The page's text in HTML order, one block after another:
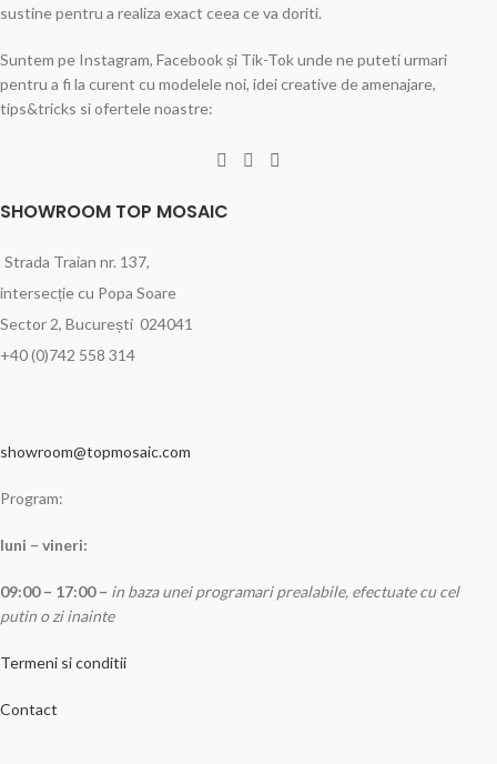
sustine pentru a realiza exact ceea ce va doriti.
Suntem pe Instagram, Facebook și Tik-Tok unde ne puteti urmari
pentru a fi la curent cu modelele noi, idei creative de amenajare,
tips&tricks si ofertele noastre:
SHOWROOM TOP MOSAIC
Strada Traian nr. 137,
intersecție cu Popa Soare
Sector 2, București 024041
+40 (0)742 558 314
showroom@topmosaic.com
Program:
luni – vineri:
09:00 – 17:00 – in baza unei programari prealabile, efectuate cu cel
putin o zi inainte
Termeni si conditii
Contact